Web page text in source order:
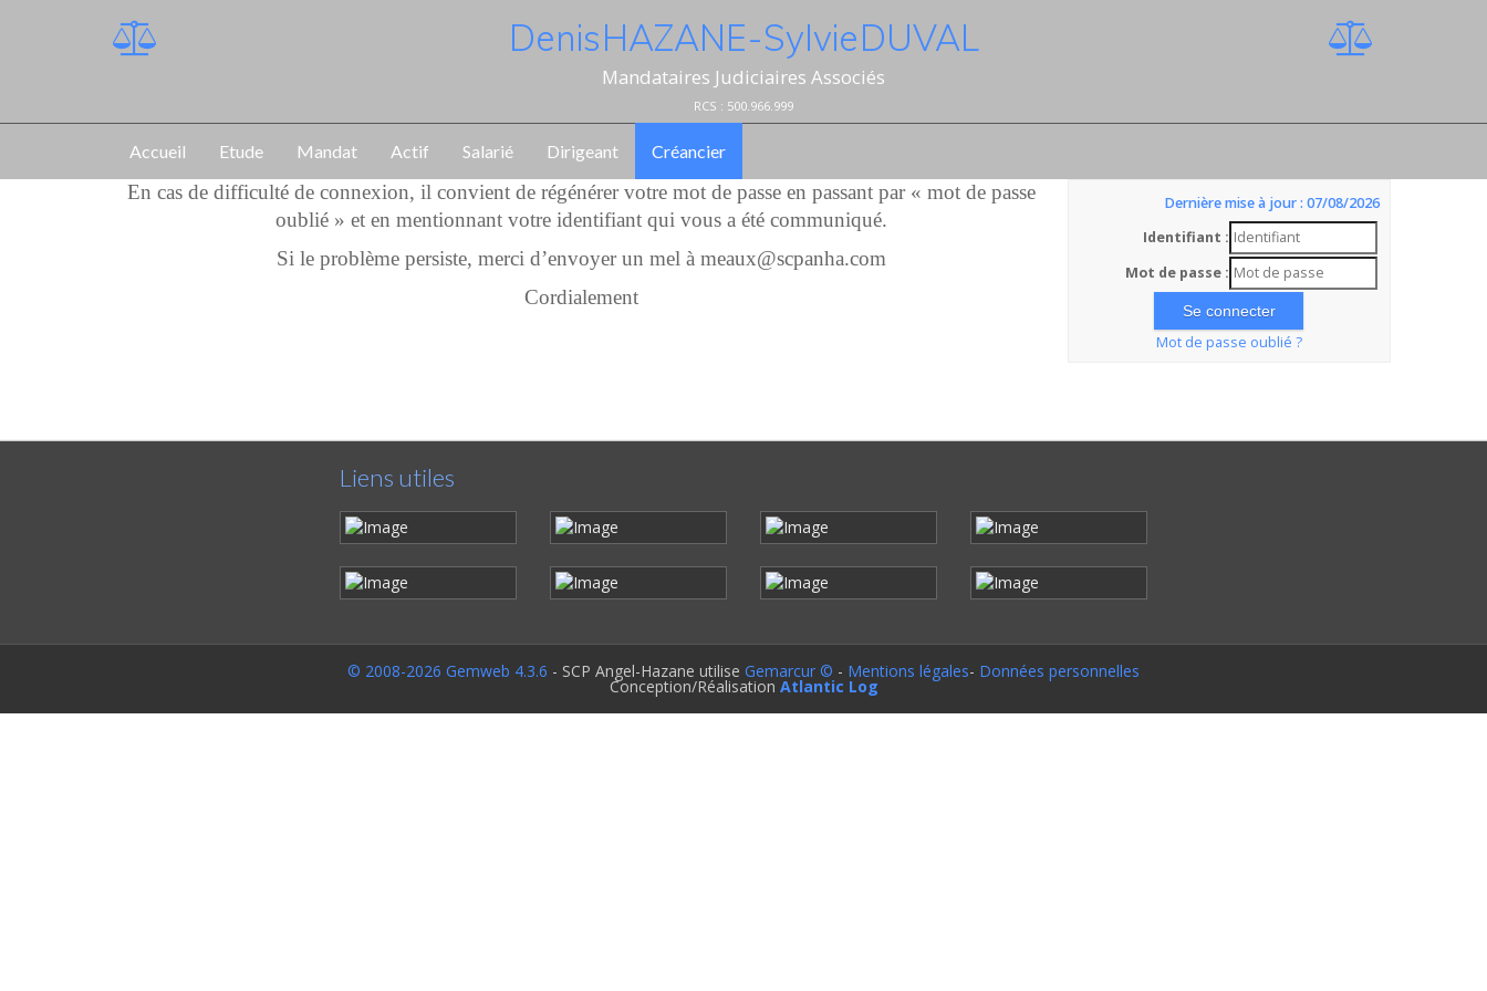
Denis HAZANE - Sylvie DUVAL
Mandataires Judiciaires Associés
RCS : 500.966.999
Accueil Etude Mandat Actif Salarié Dirigeant Créancier
En cas de difficulté de connexion, il convient de régénérer votre mot de passe en passant par « mot de passe
oublié » et en mentionnant votre identifiant qui vous a été communiqué.
Si le problème persiste, merci d’envoyer un mel à meaux@scpanha.com
Cordialement
Dernière mise à jour : 07/08/2026
Identifiant :
Mot de passe :
Mot de passe oublié ?
Liens utiles
© 2008-2026 Gemweb 4.3.6 - SCP Angel-Hazane utilise Gemarcur © - Mentions légales- Données personnelles
Conception/Réalisation Atlantic Log